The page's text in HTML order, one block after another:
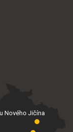
Nového Jičína